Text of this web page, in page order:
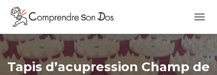
U
I
R
Tapis d’acupression Champ de